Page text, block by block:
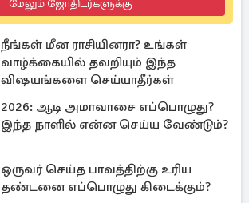
மேலும் ஜோதிடர்களுக்கு
நீங்கள் மீன ராசியினரா? உங்கள்
வாழ்க்கையில் தவறியும் இந்த
விஷயங்களை செய்யாதீர்கள்
2026: ஆடி அமாவாசை எப்பொழுது?
இந்த நாளில் என்ன செய்ய வேண்டும்?
ஒருவர் செய்த பாவத்திற்கு உரிய
தண்டனை எப்பொழுது கிடைக்கும்?